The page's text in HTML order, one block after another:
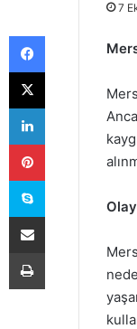
7
Facebook
X
LinkedIn
Pinterest
Skype
E-Posta ile paylaş